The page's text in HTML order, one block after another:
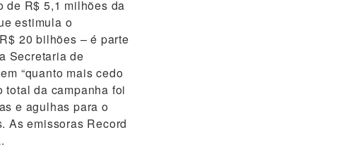
de R$ 5,1 milhões da
estimula o
20 bilhões – é parte
Secretaria de
“quanto mais cedo
total da campanha foi
e agulhas para o
As emissoras Record